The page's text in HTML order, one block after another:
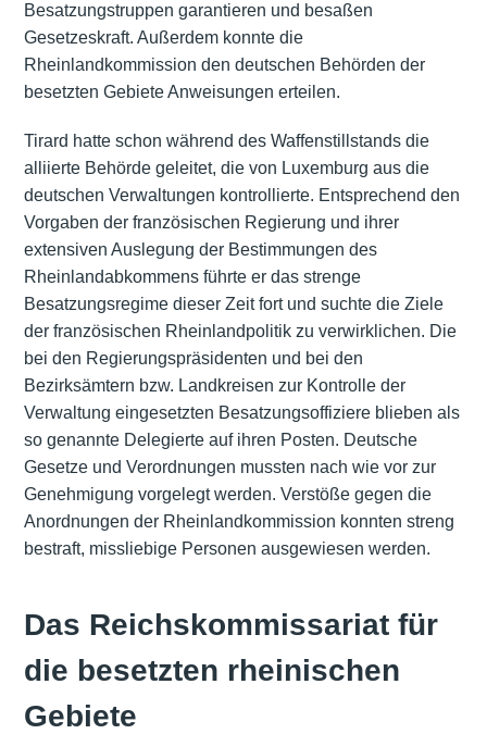
Besatzungstruppen garantieren und besaßen
Gesetzeskraft. Außerdem konnte die
Rheinlandkommission den deutschen Behörden der
besetzten Gebiete Anweisungen erteilen.
Tirard hatte schon während des Waffenstillstands die
alliierte Behörde geleitet, die von Luxemburg aus die
deutschen Verwaltungen kontrollierte. Entsprechend den
Vorgaben der französischen Regierung und ihrer
extensiven Auslegung der Bestimmungen des
Rheinlandabkommens führte er das strenge
Besatzungsregime dieser Zeit fort und suchte die Ziele
der französischen Rheinlandpolitik zu verwirklichen. Die
bei den Regierungspräsidenten und bei den
Bezirksämtern bzw. Landkreisen zur Kontrolle der
Verwaltung eingesetzten Besatzungsoffiziere blieben als
so genannte Delegierte auf ihren Posten. Deutsche
Gesetze und Verordnungen mussten nach wie vor zur
Genehmigung vorgelegt werden. Verstöße gegen die
Anordnungen der Rheinlandkommission konnten streng
bestraft, missliebige Personen ausgewiesen werden.
Das Reichskommissariat für
die besetzten rheinischen
Gebiete